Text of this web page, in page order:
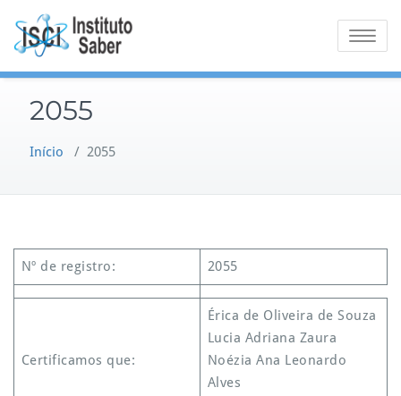
content
Toggle
2055
Início / 2055
Nº de registro: 2055
Certificamos que:
Érica de Oliveira de Souza
Lucia Adriana Zaura
Noézia Ana Leonardo
Alves